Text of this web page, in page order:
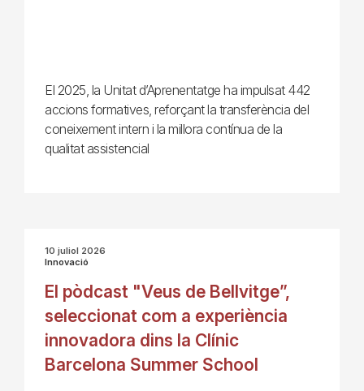
El 2025, la Unitat d’Aprenentatge ha impulsat 442
accions formatives, reforçant la transferència del
coneixement intern i la millora contínua de la
qualitat assistencial
10 juliol 2026
Innovació
El pòdcast "Veus de Bellvitge”,
seleccionat com a experiència
innovadora dins la Clínic
Barcelona Summer School